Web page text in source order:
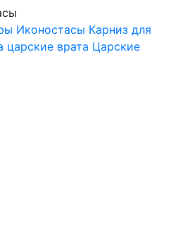
Иконостасы Карниз для
царские врата Царские